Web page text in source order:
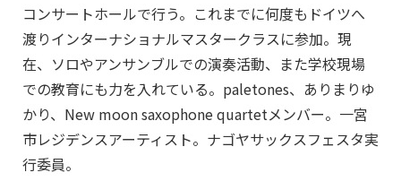
コンサートホールで行う。これまでに何度もドイツへ
渡りインターナショナルマスタークラスに参加。現
在、ソロやアンサンブルでの演奏活動、また学校現場
での教育にも力を入れている。paletones、ありまりゆ
かり、New moon saxophone quartetメンバー。一宮
市レジデンスアーティスト。ナゴヤサックスフェスタ実
行委員。